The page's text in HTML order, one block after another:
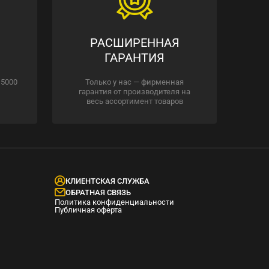
РАСШИРЕННАЯ
ГАРАНТИЯ
Только у нас — фирменная
гарантия от производителя на
весь ассортимент товаров
КЛИЕНТСКАЯ СЛУЖБА
ОБРАТНАЯ СВЯЗЬ
Политика конфиденциальности
Публичная оферта